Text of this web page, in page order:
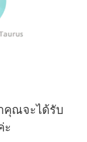
คุณจะได้รับ
ะ